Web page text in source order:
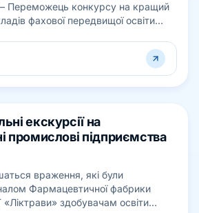
Переможець конкурсу на кращий
фахової передвищої освiти
екскурсії на
промислові підприємства
враження, які були
Фармацевтичної фабрики
здобувачам освіти